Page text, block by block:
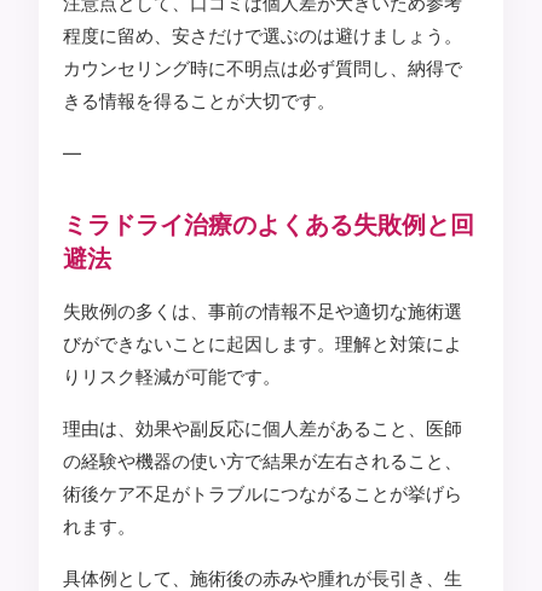
程度に留め、安さだけで選ぶのは避けましょう。
カウンセリング時に不明点は必ず質問し、納得で
きる情報を得ることが大切です。
—
ミラドライ治療のよくある失敗例と回
避法
失敗例の多くは、事前の情報不足や適切な施術選
びができないことに起因します。理解と対策によ
りリスク軽減が可能です。
理由は、効果や副反応に個人差があること、医師
の経験や機器の使い方で結果が左右されること、
術後ケア不足がトラブルにつながることが挙げら
れます。
具体例として、施術後の赤みや腫れが長引き、生